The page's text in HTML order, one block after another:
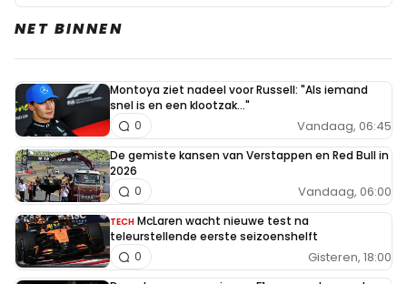
Meepraten? Dat kan! Je hoeft je alleen maar aan te
melden met een RN365-account.
INLOGGEN AANMELDEN
NET BINNEN
Montoya ziet nadeel voor Russell: "Als iemand
snel is en een klootzak..."
Vandaag, 06:45
0
De gemiste kansen van Verstappen en Red Bull in
2026
Vandaag, 06:00
0
TECH McLaren wacht nieuwe test na
teleurstellende eerste seizoenshelft
Gisteren, 18:00
0